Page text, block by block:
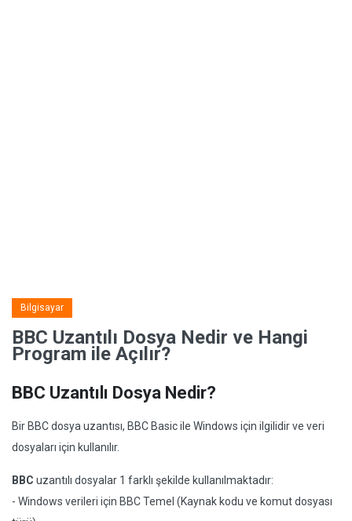
Bilgisayar
BBC Uzantılı Dosya Nedir ve Hangi
Program ile Açılır?
BBC Uzantılı Dosya Nedir?
Bir BBC dosya uzantısı, BBC Basic ile Windows için ilgilidir ve veri
dosyaları için kullanılır.
BBC uzantılı dosyalar 1 farklı şekilde kullanılmaktadır:
- Windows verileri için BBC Temel (Kaynak kodu ve komut dosyası